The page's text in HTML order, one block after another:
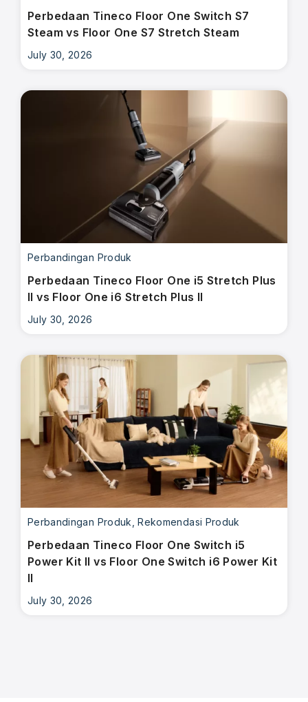
Perbedaan Tineco Floor One Switch S7
Steam vs Floor One S7 Stretch Steam
July 30, 2026
Perbandingan Produk
Perbedaan Tineco Floor One i5 Stretch Plus
II vs Floor One i6 Stretch Plus II
July 30, 2026
Perbandingan Produk ,Rekomendasi Produk
Perbedaan Tineco Floor One Switch i5
Power Kit II vs Floor One Switch i6 Power Kit
II
July 30, 2026